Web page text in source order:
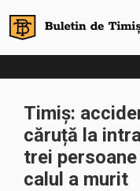
Timiș:
căruță la
trei
calul a murit